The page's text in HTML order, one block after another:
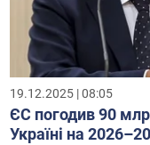
19.12.2025 | 08:05
ЄС погодив 90
Україні на